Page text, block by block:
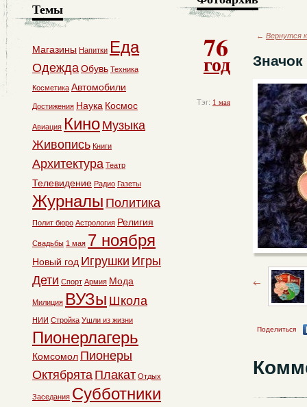
76
год
Тэг: 1 мая
← Вернутся
Поделиться
Темы
Магазины Напитки Еда
ОдеждаОбувь Техника
Косметика Автомобили
Достижения Наука Космос
Авиация Кино Музыка
Живопись Книги
Архитектура Театр
Телевидение Радио Газеты
Журналы Политика
Полит бюро Астрология Религия
Свадьбы 1 мая 7 ноября
Новый год Игрушки Игры
Дети Спорт Армия Мода
Милиция ВУЗы Школа
НИИ Стройка Ушли из жизни
Пионерлагерь
Комсомол Пионеры
Октябрята Плакат Отдых
Заседания Субботники